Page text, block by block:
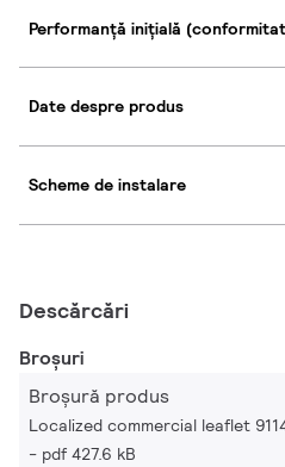
Performanță inițială
Date despre produs
Scheme de instalare
Descărcări
Broșuri
Broșură produs
Localized commercial leaflet
pdf 427.6 kB